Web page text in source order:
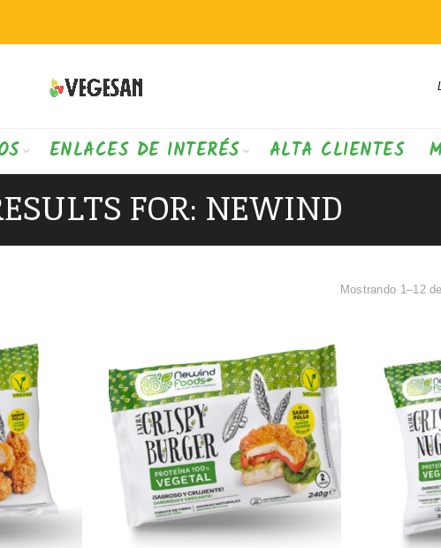
ENLACES DE INTERÉS ALTA CLIENTES
FOR: NEWIND
Mostrando 1–12